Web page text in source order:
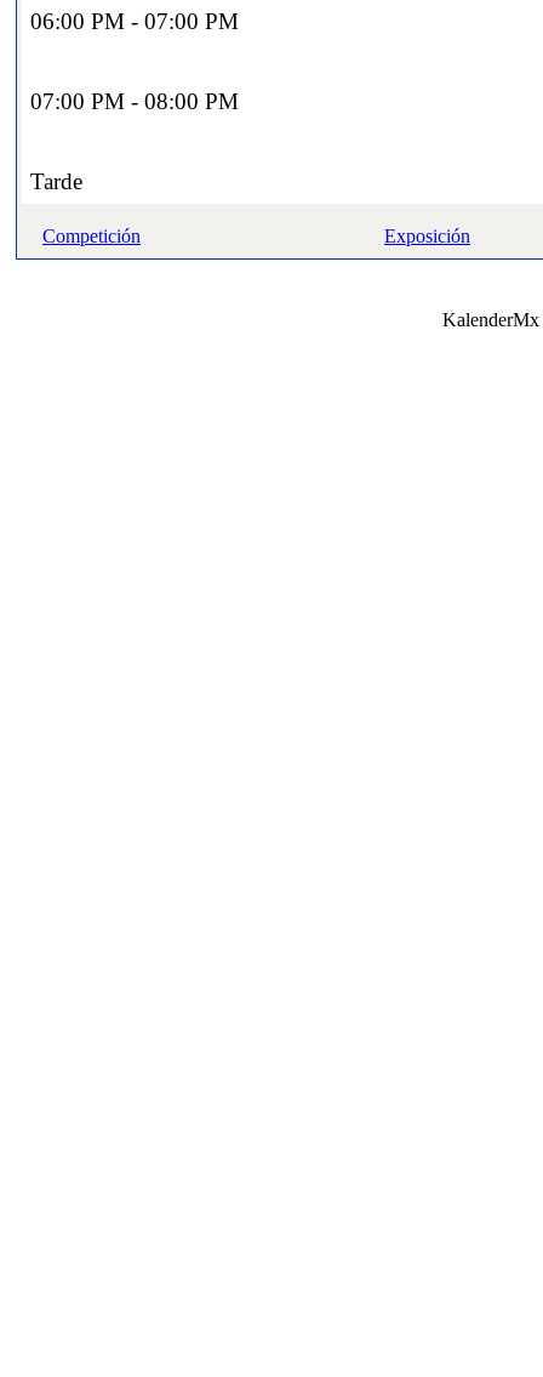
06:00 PM - 07:00 PM
07:00 PM - 08:00 PM
Tarde
Competición Exposición
KalenderMx